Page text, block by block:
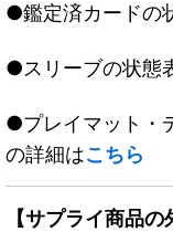
●鑑定済カードの
●スリーブの状態
●プレイマット・
の詳細はこちら
【サプライ商品の